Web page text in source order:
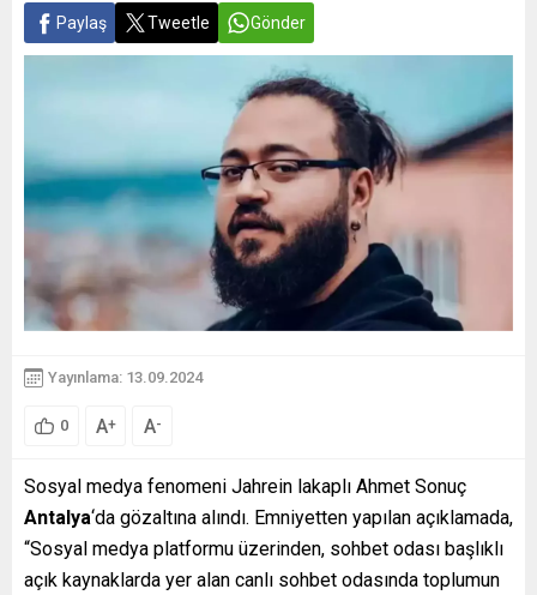
Paylaş Tweetle Gönder
Yayınlama: 13.09.2024
0 A+ A-
Sosyal medya fenomeni Jahrein lakaplı Ahmet Sonuç
Antalya‘da gözaltına alındı. Emniyetten yapılan açıklamada,
“Sosyal medya platformu üzerinden, sohbet odası başlıklı
açık kaynaklarda yer alan canlı sohbet odasında toplumun